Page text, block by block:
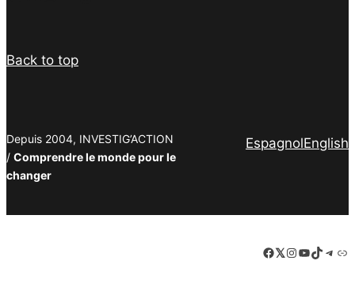
Back to top
Depuis 2004, INVESTIG’ACTION
/ Comprendre le monde pour le
changer
EspagnolEnglish
Facebook
LinkedIn
Instagram
YouTube
TikTok